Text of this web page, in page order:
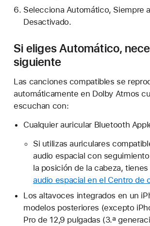
Selecciona Automático, Siempre
Desactivado.
Si eliges Automático,
siguiente
Las canciones compatibles se
automáticamente en Dolby Atmos
escuchan con:
Cualquier auricular Bluetooth
Si utilizas auriculares
audio espacial con
la posición de la cabeza,
audio espacial en el Centro de
Los altavoces integrados en un
modelos posteriores (excepto
Pro de 12,9 pulgadas (3.ª